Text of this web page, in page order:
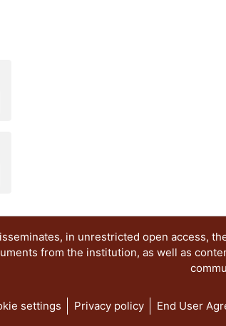
in unrestricted open access,
from the institution, as well as
settings Privacy policy End User